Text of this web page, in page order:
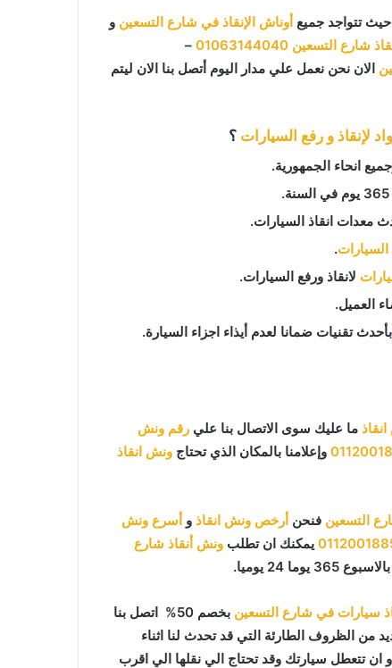
حيث تتواجد جميع أوناش الإنقاذ في شارع التسعين و
شارع التسعين 01063144040
–
الان نحن نعمل علي مدار اليوم أتصل بنا الان ليتم
لإنقاذ و رفع السيارات ؟
انحاء الجمهورية.
معدات انقاذ السيارات.
السيارات.
لانقاذ ورفع السيارات.
العميل.
بأحدث تقنيات ضمانا لعدم أيذاء اجزاء السيارة.
ما عليك سوى الاتصال بنا علي رقم ونش
وإعلامنا بالمكان الذي تحتاج ونش انقاذ
التسعين فنحن أرخص ونش انقاذ و أسرع ونش
يمكنك ان تطلب ونش أنقاذ شارع
سيارات في شارع التسعين
بخصم 50% اتصل بنا
من الظروف الطارئة التي قد تحدث لنا اثناء
تتعطل سيارتك وقد تحتاج الي نقلها الي اقرب